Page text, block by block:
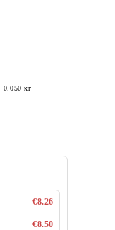
0.050 кг
€8.26
€8.50